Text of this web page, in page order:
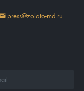
press@zoloto-md.ru